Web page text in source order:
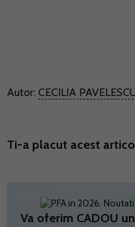
Autor: CECILIA
Ti-a placut acest
Va oferim CADOU